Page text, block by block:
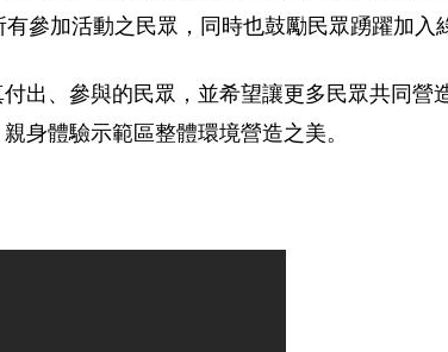
參加活動之民眾，同時也鼓勵民眾踴躍加入
出、參與的民眾，並希望讓更多民眾共同
身體驗示範區整體環境營造之美。